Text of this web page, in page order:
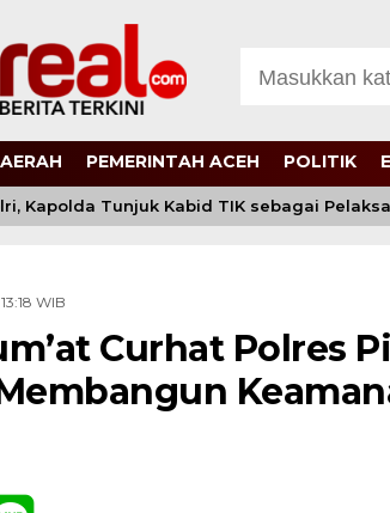
PEMERINTAH ACEH POLITIK
Kapolda Tunjuk Kabid TIK sebagai
WIB
Curhat Polres